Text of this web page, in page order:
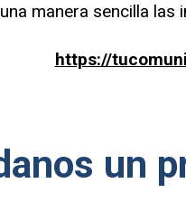
manera sencilla
https://
un